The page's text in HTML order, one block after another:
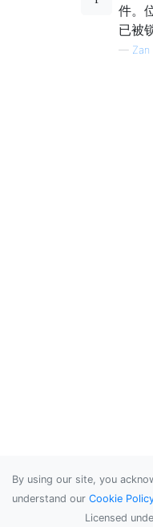
件。
已被
— Zan
By using our site, you
understand our Cookie
Licensed